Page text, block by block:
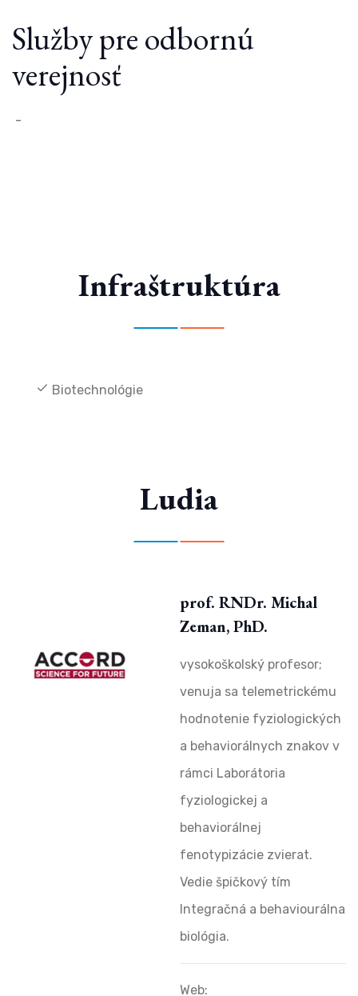
Služby pre odbornú
verejnosť
-
Infraštruktúra
Biotechnológie
Ludia
prof. RNDr. Michal
Zeman, PhD.
vysokoškolský profesor;
venuja sa telemetrickému
hodnotenie fyziologických
a behaviorálnych znakov v
rámci Laborátoria
fyziologickej a
behaviorálnej
fenotypizácie zvierat.
Vedie špičkový tím
Integračná a behaviourálna
biológia.
Web: